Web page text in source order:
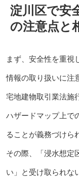
淀川区で安
の注意点と
まず、安全性を重視
情報の取り扱いに注
宅地建物取引業法施
ハザードマップ上で
ることが義務づけら
その際、「浸水想定
い」と受け取られな